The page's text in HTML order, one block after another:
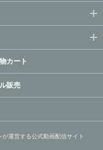
カート
販売
運営する公式動画配信サイト